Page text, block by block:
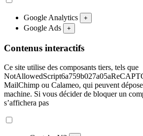
Google Analytics +
Google Ads +
Contenus interactifs
Ce site utilise des composants tiers, tels que
MailChimp ou Calameo, qui peuvent
machine. Si vous décider de bloquer un
s’affichera pas